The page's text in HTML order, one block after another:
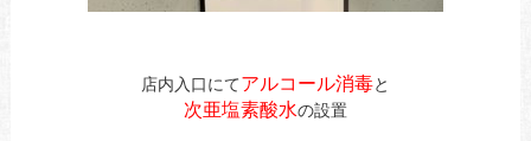
店内入口にてアルコール消毒と
次亜塩素酸水の設置